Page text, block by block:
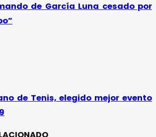
de García Luna cesado por
de Tenis, elegido mejor evento